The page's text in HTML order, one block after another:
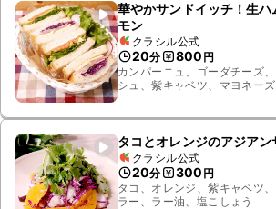
華やかサンドイッチ！生
モン
クラシル公式
20分 800 円
カンパーニュ、ゴーダチーズ
シュ、紫キャベツ、マヨネー
タコとオレンジのアジアン
クラシル公式
20分 300 円
タコ、オレンジ、紫キャベツ
ラー、ラー油、塩こしょう